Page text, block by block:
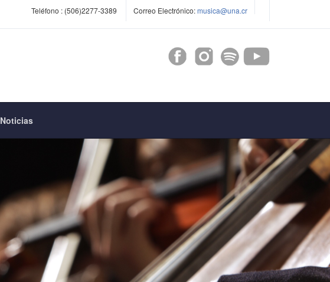
Teléfono : (506)2277-3389 Correo Electrónico:musica@una.cr
Noticias